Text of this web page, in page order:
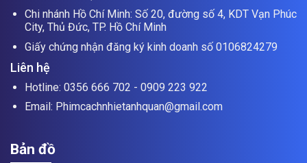
Chi nhánh Hồ Chí Minh: Số 20, đường số 4, KDT Vạn Phúc
City, Thủ Đức, TP. Hồ Chí Minh
Giấy chứng nhận đăng ký kinh doanh số 0106824279
Liên hệ
Hotline: 0356 666 702 - 0909 223 922
Email: Phimcachnhietanhquan@gmail.com
Bản đồ